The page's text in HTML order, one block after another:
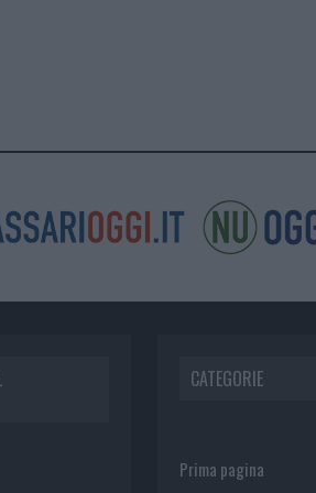
CATEGORIE
Prima pagina